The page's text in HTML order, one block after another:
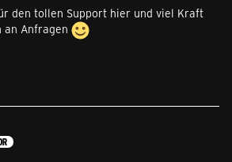
den tollen Support hier und viel Kraft
an Anfragen